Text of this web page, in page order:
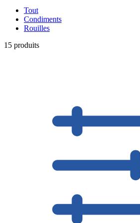
Tout
Condiments
Rouilles
15 produits